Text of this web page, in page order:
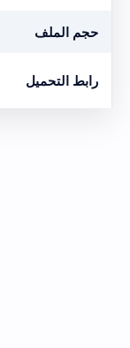
حجم الملف
رابط التحميل